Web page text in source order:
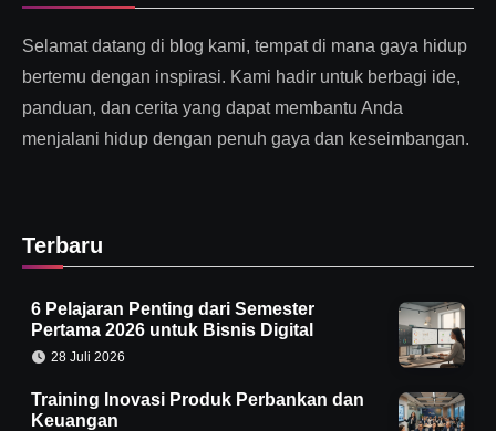
Selamat datang di blog kami, tempat di mana gaya hidup
bertemu dengan inspirasi. Kami hadir untuk berbagi ide,
panduan, dan cerita yang dapat membantu Anda
menjalani hidup dengan penuh gaya dan keseimbangan.
Terbaru
6 Pelajaran Penting dari Semester
Pertama 2026 untuk Bisnis Digital
28 Juli 2026
Training Inovasi Produk Perbankan dan
Keuangan